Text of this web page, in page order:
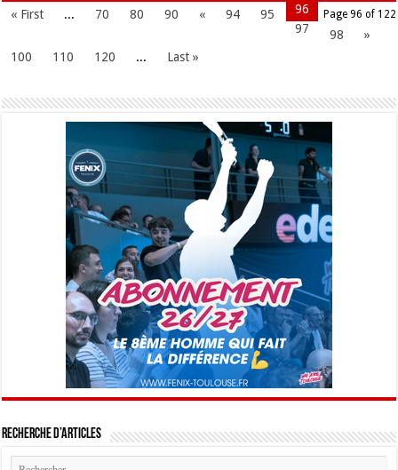
Page 96 of 122
« First ... 70 80 90 « 94 95
96
97
98
»
100
110 120 ... Last »
Recherche d’articles